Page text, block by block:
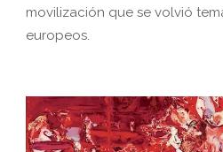
movilización que se volvió
europeos.